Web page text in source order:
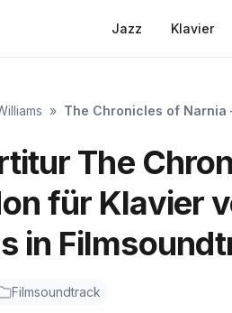
Jazz Klavier
» The Chronicles of Narnia
The
für Klavier
in
Filmsoundtrack